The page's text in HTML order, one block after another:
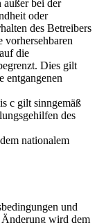
bei der
oder
des Betreibers
vorhersehbaren
die
Dies gilt
entgangenen
c gilt sinngemäß
des
nationalem
und
wird dem